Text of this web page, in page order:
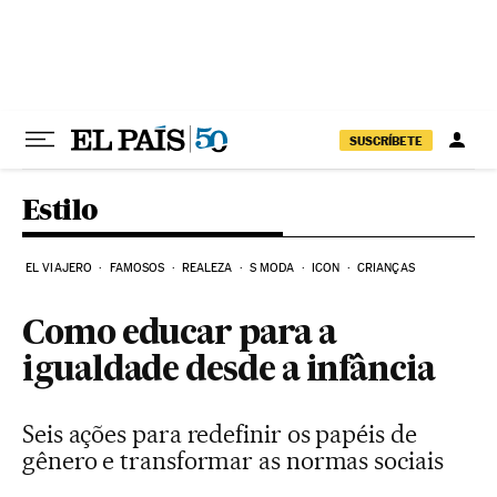
SUSCRÍBETE
Estilo
EL VIAJERO FAMOSOS REALEZA S MODA ICON CRIANÇAS
Como educar para a
igualdade desde a infância
Seis ações para redefinir os papéis de
gênero e transformar as normas sociais